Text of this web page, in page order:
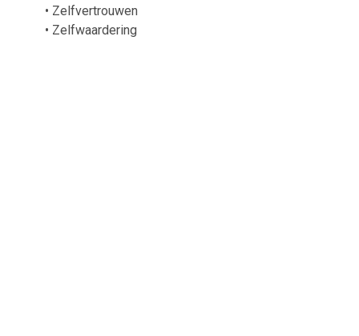
• Zelfvertrouwen
• Zelfwaardering